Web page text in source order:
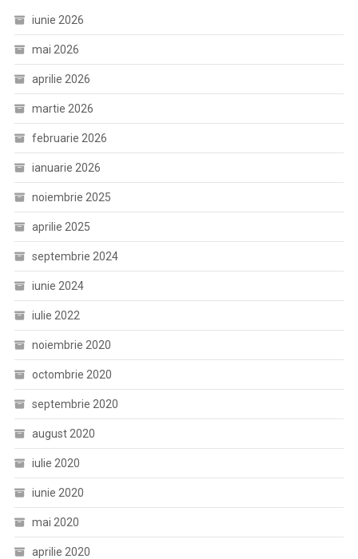
iunie 2026
mai 2026
aprilie 2026
martie 2026
februarie 2026
ianuarie 2026
noiembrie 2025
aprilie 2025
septembrie 2024
iunie 2024
iulie 2022
noiembrie 2020
octombrie 2020
septembrie 2020
august 2020
iulie 2020
iunie 2020
mai 2020
aprilie 2020